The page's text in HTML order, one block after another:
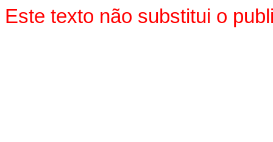
Este texto não substitui o